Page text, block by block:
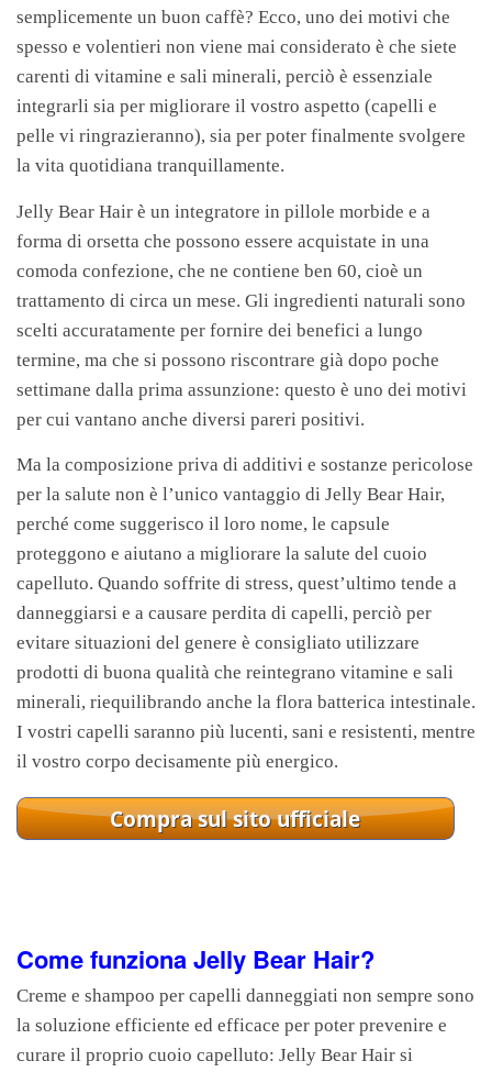
semplicemente un buon caffè? Ecco, uno dei motivi che
spesso e volentieri non viene mai considerato è che siete
carenti di vitamine e sali minerali, perciò è essenziale
integrarli sia per migliorare il vostro aspetto (capelli e
pelle vi ringrazieranno), sia per poter finalmente svolgere
la vita quotidiana tranquillamente.
Jelly Bear Hair è un integratore in pillole morbide e a
forma di orsetta che possono essere acquistate in una
comoda confezione, che ne contiene ben 60, cioè un
trattamento di circa un mese. Gli ingredienti naturali sono
scelti accuratamente per fornire dei benefici a lungo
termine, ma che si possono riscontrare già dopo poche
settimane dalla prima assunzione: questo è uno dei motivi
per cui vantano anche diversi pareri positivi.
Ma la composizione priva di additivi e sostanze pericolose
per la salute non è l’unico vantaggio di Jelly Bear Hair,
perché come suggerisco il loro nome, le capsule
proteggono e aiutano a migliorare la salute del cuoio
capelluto. Quando soffrite di stress, quest’ultimo tende a
danneggiarsi e a causare perdita di capelli, perciò per
evitare situazioni del genere è consigliato utilizzare
prodotti di buona qualità che reintegrano vitamine e sali
minerali, riequilibrando anche la flora batterica intestinale.
I vostri capelli saranno più lucenti, sani e resistenti, mentre
il vostro corpo decisamente più energico.
Come funziona Jelly Bear Hair?
Creme e shampoo per capelli danneggiati non sempre sono
la soluzione efficiente ed efficace per poter prevenire e
curare il proprio cuoio capelluto: Jelly Bear Hair si